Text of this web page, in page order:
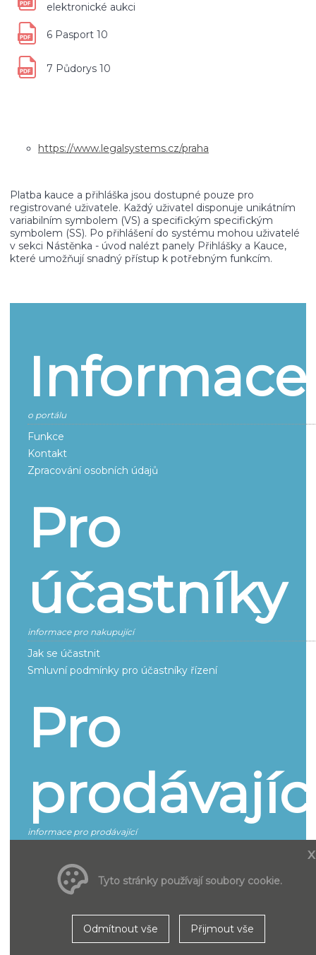
elektronické aukci
6 Pasport 10
7 Půdorys 10
https://www.legalsystems.cz/praha
Platba kauce a přihláška jsou dostupné pouze pro
registrované uživatele. Každý uživatel disponuje unikátním
variabilním symbolem (VS) a specifickým specifickým
symbolem (SS). Po přihlášení do systému mohou uživatelé
v sekci Nástěnka - úvod nalézt panely Přihlášky a Kauce,
které umožňují snadný přístup k potřebným funkcím.
Informace
o portálu
Funkce
Kontakt
Zpracování osobních údajů
Pro
účastníky
informace pro nakupující
Jak se účastnit
Smluvní podmínky pro účastníky řízení
Pro
informace pro prodávající
Smluvní podmínky k provozování a poskytování služeb
x
Tyto stránky používají soubory cookie.
Odmítnout vše Přijmout vše